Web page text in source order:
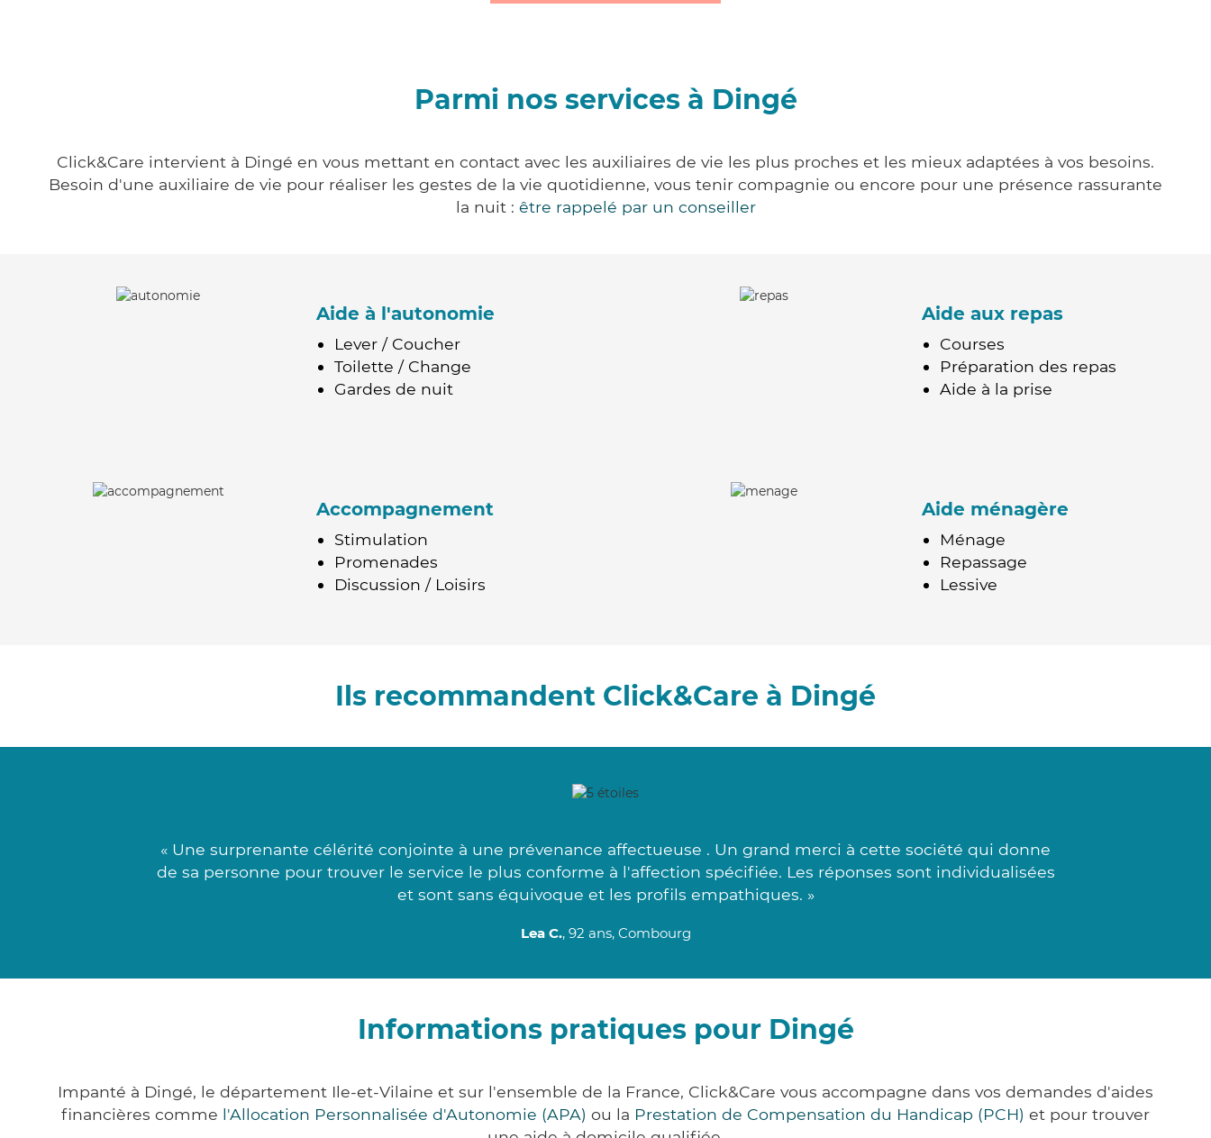
Parmi nos services à Dingé
Click&Care intervient à Dingé en vous mettant en contact avec les auxiliaires de vie les plus proches et les mieux adaptées à vos besoins.
Besoin d'une auxiliaire de vie pour réaliser les gestes de la vie quotidienne, vous tenir compagnie ou encore pour une présence rassurante
la nuit : être rappelé par un conseiller
Aide à l'autonomie
Lever / Coucher
Toilette / Change
Gardes de nuit
Aide aux repas
Courses
Préparation des repas
Aide à la prise
Accompagnement
Stimulation
Promenades
Discussion / Loisirs
Aide ménagère
Ménage
Repassage
Lessive
Ils recommandent Click&Care à Dingé
« Une surprenante célérité conjointe à une prévenance affectueuse . Un grand merci à cette société qui donne
de sa personne pour trouver le service le plus conforme à l'affection spécifiée. Les réponses sont individualisées
et sont sans équivoque et les profils empathiques. »
Lea C., 92 ans, Combourg
Informations pratiques pour Dingé
Impanté à Dingé, le département Ile-et-Vilaine et sur l'ensemble de la France, Click&Care vous accompagne dans vos demandes d'aides
financières comme l'Allocation Personnalisée d'Autonomie (APA) ou la Prestation de Compensation du Handicap (PCH) et pour trouver